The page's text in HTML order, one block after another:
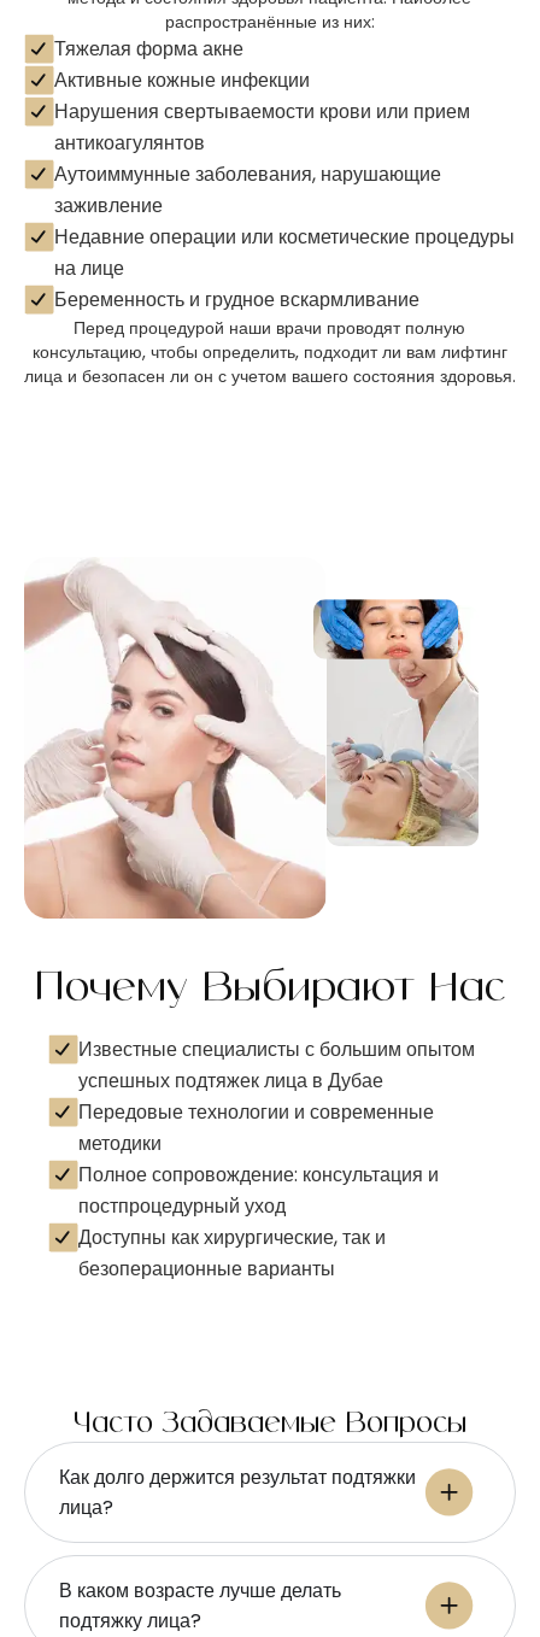
распространённые из них:
Тяжелая форма акне
Активные кожные инфекции
Нарушения свертываемости крови или прием
антикоагулянтов
Аутоиммунные заболевания, нарушающие
заживление
Недавние операции или косметические процедуры
на лице
Беременность и грудное вскармливание
Перед процедурой наши врачи проводят полную
консультацию, чтобы определить, подходит ли вам лифтинг
лица и безопасен ли он с учетом вашего состояния здоровья.
Почему Выбирают Нас
Известные специалисты с большим опытом
успешных подтяжек лица в Дубае
Передовые технологии и современные
методики
Полное сопровождение: консультация и
постпроцедурный уход
Доступны как хирургические, так и
безоперационные варианты
Часто Задаваемые Вопросы
Как долго держится результат подтяжки
лица?
В каком возрасте лучше делать
подтяжку лица?